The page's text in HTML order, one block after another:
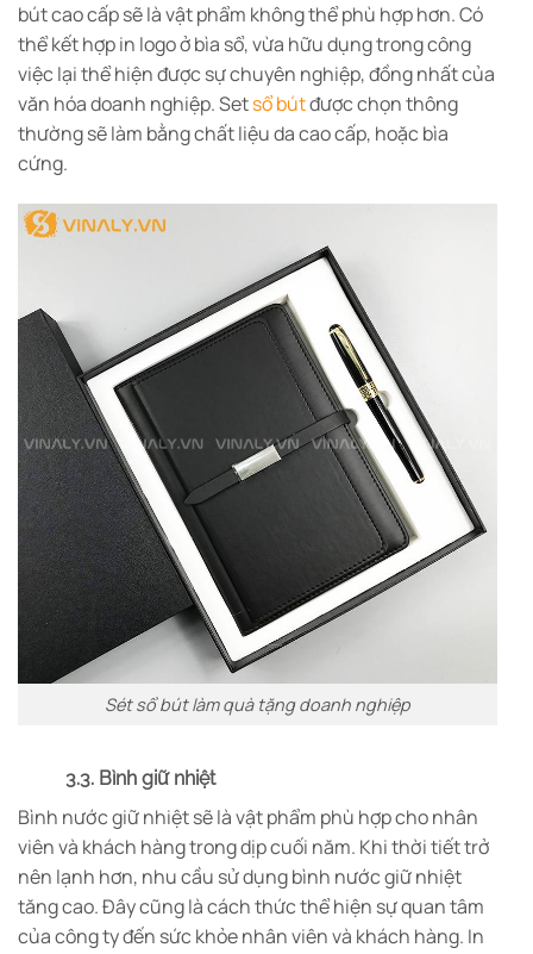
bút cao cấp sẽ là vật phẩm không thể phù hợp hơn. Có
thể kết hợp in logo ở bìa sổ, vừa hữu dụng trong công
việc lại thể hiện được sự chuyên nghiệp, đồng nhất của
văn hóa doanh nghiệp. Setsổ bútđược chọn thông
thường sẽ làm bằng chất liệu da cao cấp, hoặc bìa
cứng.
Sét sổ bút làm quà tặng doanh nghiệp
3.3. Bình giữ nhiệt
Bình nước giữ nhiệt sẽ là vật phẩm phù hợp cho nhân
viên và khách hàng trong dịp cuối năm. Khi thời tiết trở
nên lạnh hơn, nhu cầu sử dụng bình nước giữ nhiệt
tăng cao. Đây cũng là cách thức thể hiện sự quan tâm
của công ty đến sức khỏe nhân viên và khách hàng. In